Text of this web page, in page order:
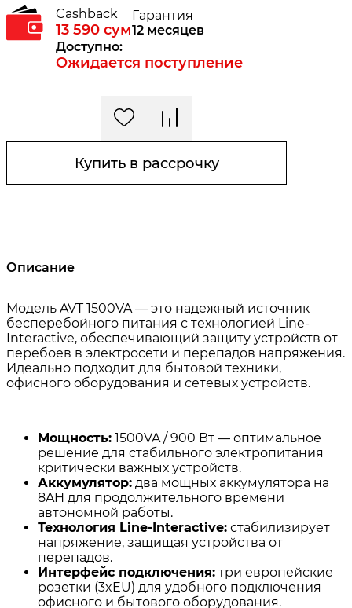
Cashback
13 590 сум
Гарантия
12 месяцев
Доступно:
Ожидается поступление
Купить в рассрочку
Описание